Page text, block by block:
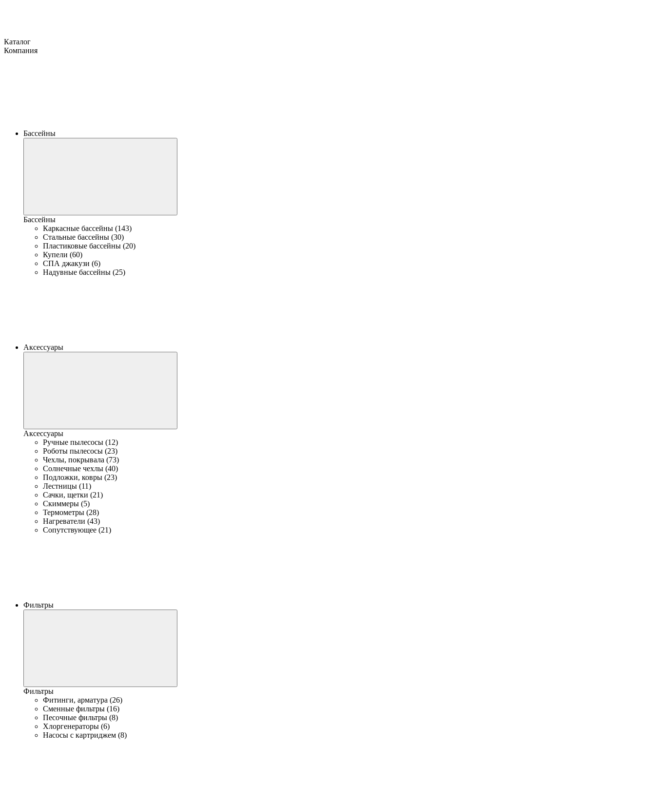
Каталог
Компания
Бассейны
Бассейны
Каркасные бассейны (143)
Стальные бассейны (30)
Пластиковые бассейны (20)
Купели (60)
СПА джакузи (6)
Надувные бассейны (25)
Аксессуары
Аксессуары
Ручные пылесосы (12)
Роботы пылесосы (23)
Чехлы, покрывала (73)
Солнечные чехлы (40)
Подложки, ковры (23)
Лестницы (11)
Сачки, щетки (21)
Скиммеры (5)
Термометры (28)
Нагреватели (43)
Сопутствующее (21)
Фильтры
Фильтры
Фитинги, арматура (26)
Сменные фильтры (16)
Песочные фильтры (8)
Хлоргенераторы (6)
Насосы с картриджем (8)